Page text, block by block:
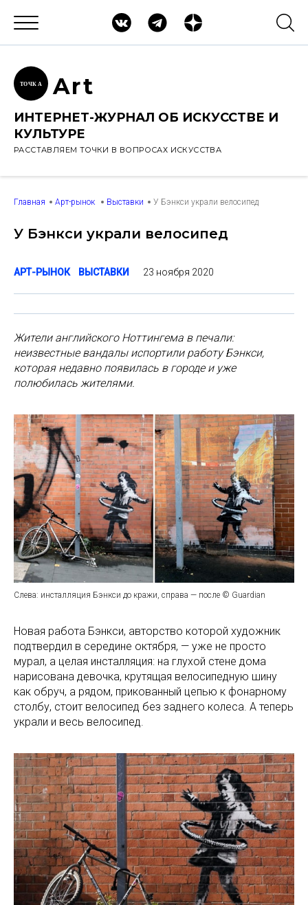
ТОЧК А Art
ИНТЕРНЕТ-ЖУРНАЛ ОБ ИСКУССТВЕ И
КУЛЬТУРЕ
РАССТАВЛЯЕМ ТОЧКИ В ВОПРОСАХ ИСКУССТВА
Главная Арт-рынок Выставки У Бэнкси украли велосипед
У Бэнкси украли велосипед
АРТ-РЫНОК ВЫСТАВКИ 23 ноября 2020
Жители английского Ноттингема в печали:
неизвестные вандалы испортили работу Бэнкси,
которая недавно появилась в городе и уже
полюбилась жителями.
Слева: инсталляция Бэнкси до кражи, справа — после © Guardian
Новая работа Бэнкси, авторство которой художник
подтвердил в середине октября, — уже не просто
мурал, а целая инсталляция: на глухой стене дома
нарисована девочка, крутящая велосипедную шину
как обруч, а рядом, прикованный цепью к фонарному
столбу, стоит велосипед без заднего колеса. А теперь
украли и весь велосипед.